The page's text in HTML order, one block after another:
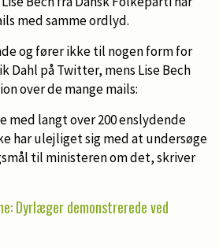
med samme ordlyd.
og fører ikke til nogen form for
Dahl på Twitter, mens Lise Bech
over de mange mails:
med langt over 200 enslydende
har ulejliget sig med at undersøge
til ministeren om det, skriver
Dyrlæger demonstrerede ved